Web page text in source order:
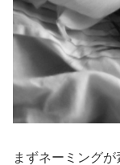
まずネーミング